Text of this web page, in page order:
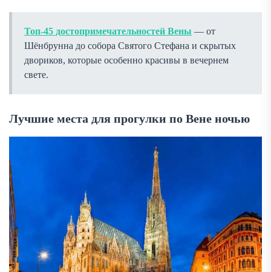
Топ-45 достопримечательностей Вены — от
Шёнбрунна до собора Святого Стефана и скрытых
двориков, которые особенно красивы в вечернем
свете.
Лучшие места для прогулки по Вене ночью